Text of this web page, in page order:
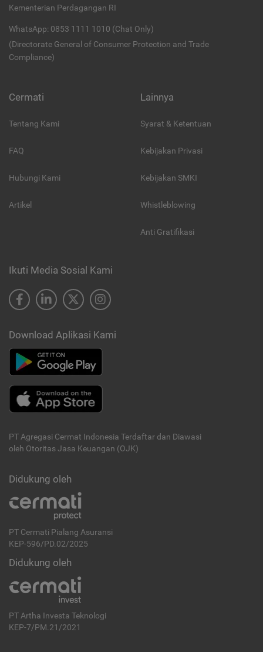
Kementerian Perdagangan RI
WhatsApp: 0853 1111 1010 (Chat Only)
(Directorate General of Consumer Protection and Trade
Compliance)
Cermati
Tentang Kami
FAQ
Hubungi Kami
Artikel
Lainnya
Syarat & Ketentuan
Kebijakan Privasi
Kebijakan SMKI
Whistleblowing
Anti Gratifikasi
Ikuti Media Sosial Kami
Download Aplikasi Kami
PT Agregasi Cermat Indonesia Terdaftar dan Diawasi
oleh Otoritas Jasa Keuangan (OJK)
Didukung oleh
PT Cermati Pialang Asuransi
KEP-596/PD.02/2025
Didukung oleh
PT Artha Investa Teknologi
KEP-7/PM.21/2021